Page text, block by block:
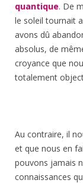
quantique. De
le soleil tournait
avons dû
absolus, de
croyance que
totalement
Au contraire, il
et que nous en
pouvons jamais
connaissances